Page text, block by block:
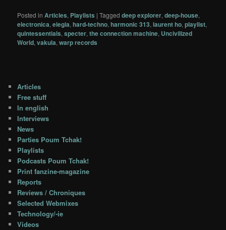
Posted in Articles, Playlists |Tagged deep explorer,deep-house,
electronica,elegia,hard-techno,harmonic 313,laurent ho,playlist,
quintessentials,specter,the connection machine, Uncivilized
World,vakula,warp records
Articles
Free stuff
In english
Interviews
News
Parties Poum Tchak!
Playlists
Podcasts Poum Tchak!
Print fanzine-magazine
Reports
Reviews / Chroniques
Selected Webmixes
Technology/-ie
Videos